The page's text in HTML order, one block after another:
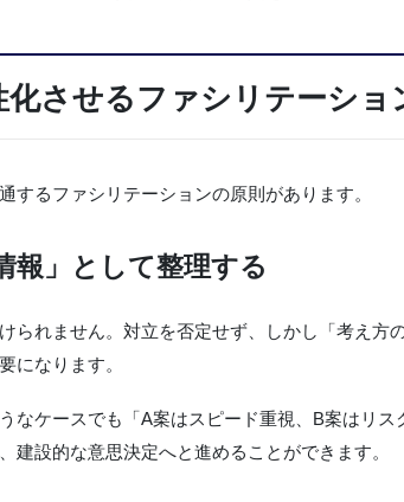
化させるファシリテーショ
するファシリテーションの原則があります。
報」として整理する
られません。対立を否定せず、しかし「考え方
になります。
なケースでも「A案はスピード重視、B案はリス
建設的な意思決定へと進めることができます。